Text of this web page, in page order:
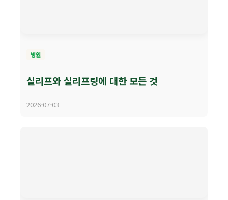
병원
실리프와 실리프팅에 대한 모든 것
2026-07-03